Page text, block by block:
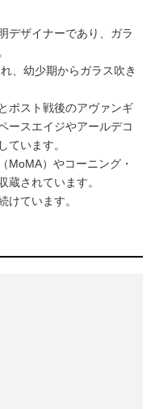
デザイナーであり、ガラ
、幼少期からガラス吹き
ポスト戦後のアヴァンギ
ースエイジやアールデコ
ています。
MoMA）やコーニング・
蔵されています。
けています。